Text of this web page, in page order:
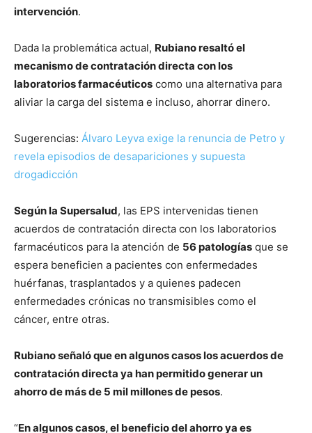
intervención.
Dada la problemática actual, Rubiano resaltó el
mecanismo de contratación directa con los
laboratorios farmacéuticos como una alternativa para
aliviar la carga del sistema e incluso, ahorrar dinero.
Sugerencias: Álvaro Leyva exige la renuncia de Petro y
revela episodios de desapariciones y supuesta
drogadicción
Según la Supersalud, las EPS intervenidas tienen
acuerdos de contratación directa con los laboratorios
farmacéuticos para la atención de 56 patologías que se
espera beneficien a pacientes con enfermedades
huérfanas, trasplantados y a quienes padecen
enfermedades crónicas no transmisibles como el
cáncer, entre otras.
Rubiano señaló que en algunos casos los acuerdos de
contratación directa ya han permitido generar un
ahorro de más de 5 mil millones de pesos.
“En algunos casos, el beneficio del ahorro ya es